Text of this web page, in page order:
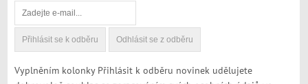
Vyplněním kolonky Přihlásit k odběru novinek udělujete